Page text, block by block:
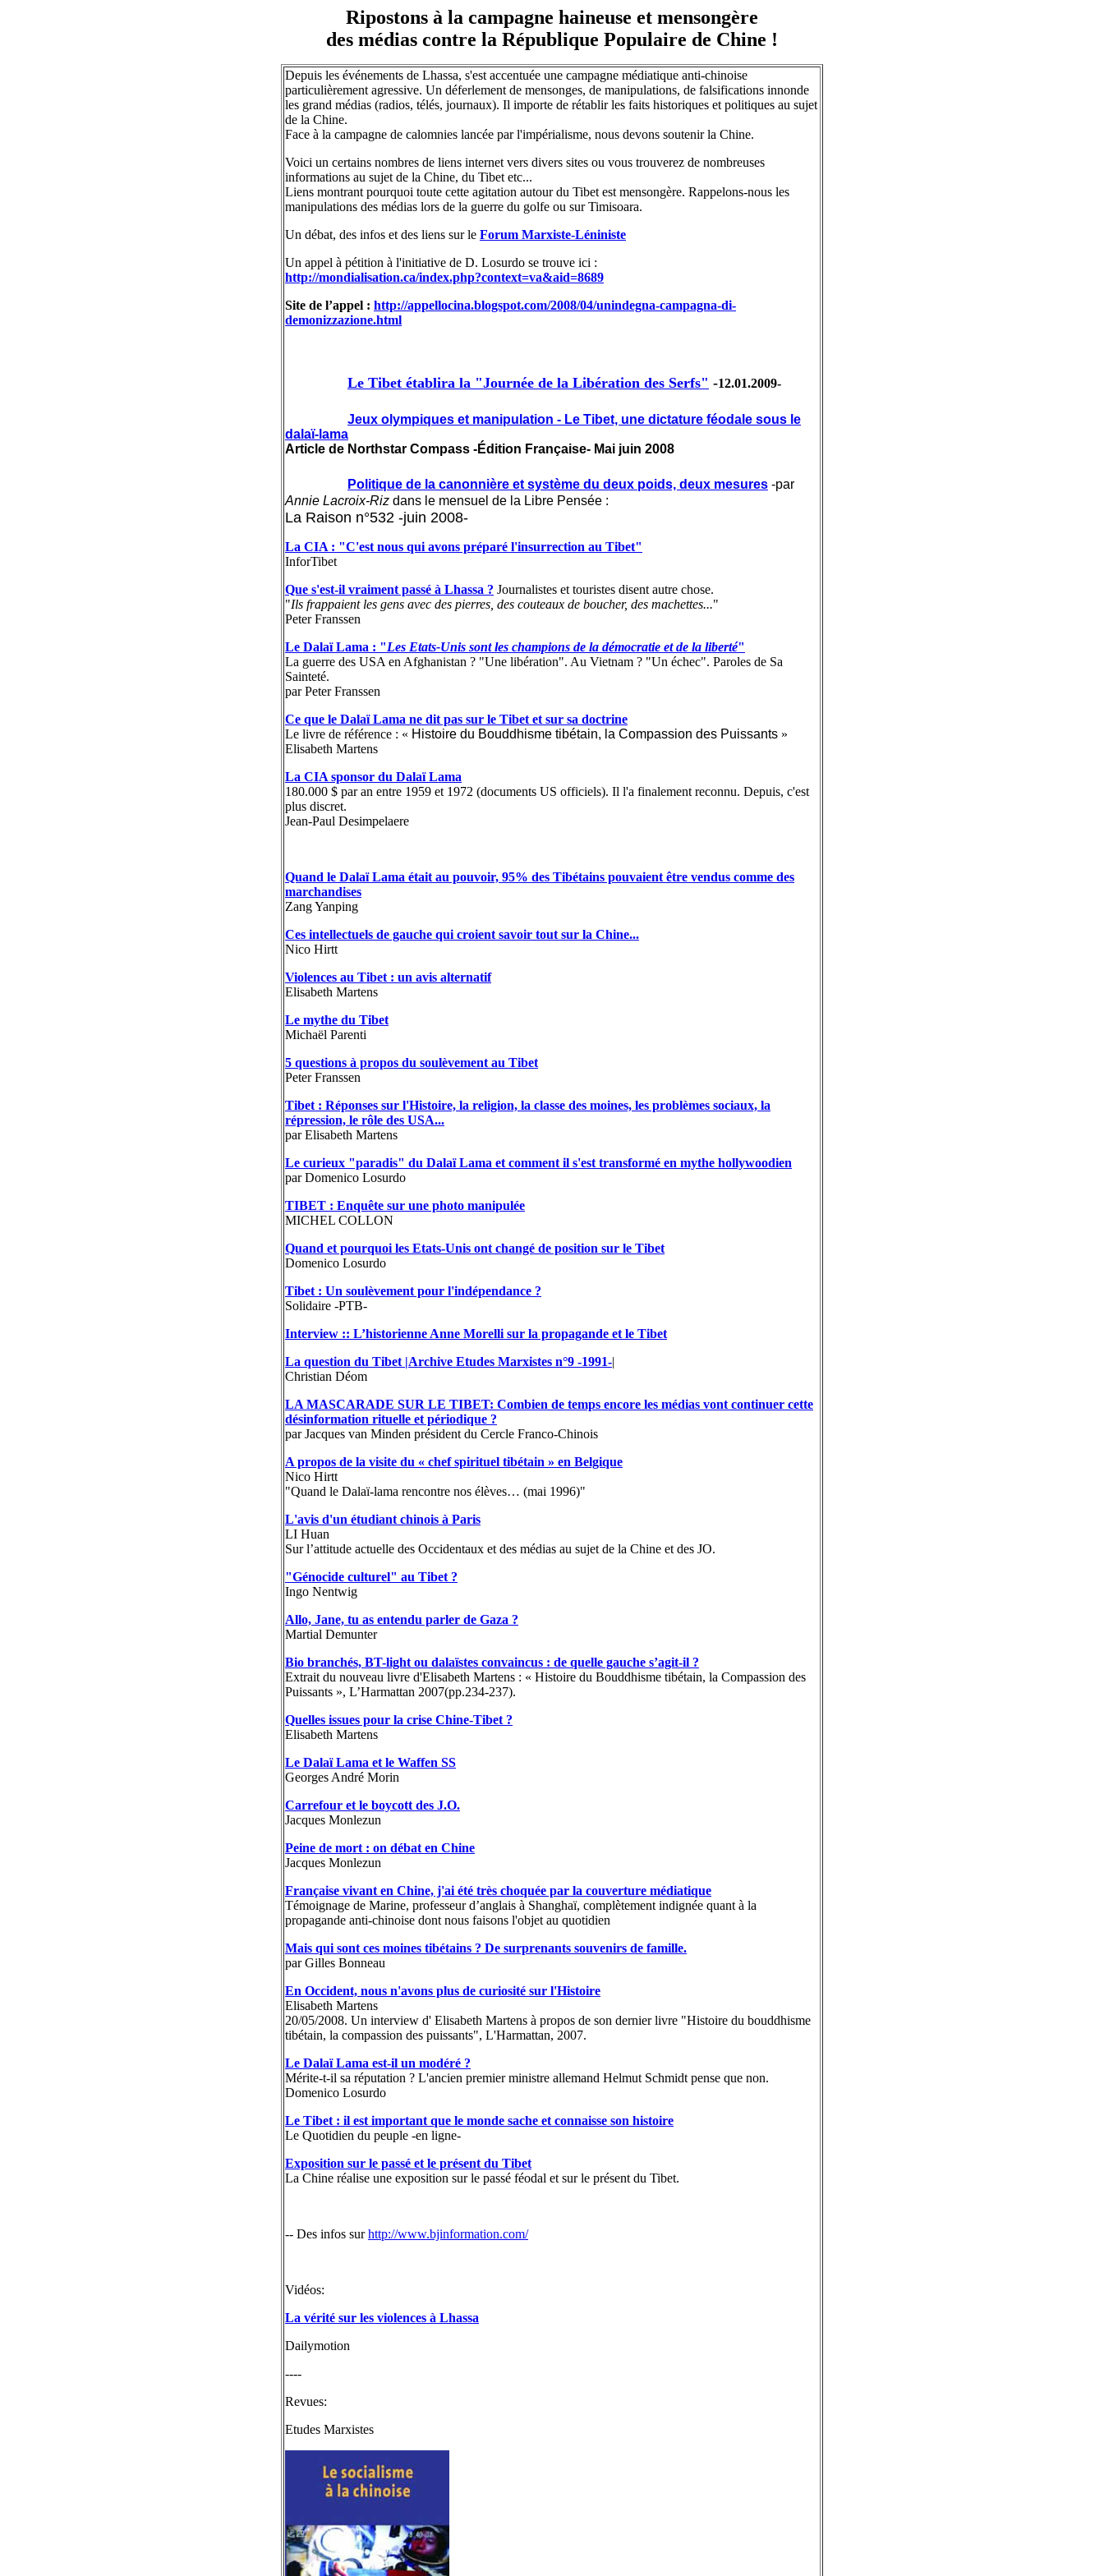
Ripostons à la campagne haineuse et mensongère
des médias contre la République Populaire de Chine !
Depuis les événements de Lhassa, s'est accentuée une campagne médiatique anti-chinoise
particulièrement agressive. Un déferlement de mensonges, de manipulations, de falsifications innonde
les grand médias (radios, télés, journaux). Il importe de rétablir les faits historiques et politiques au sujet
de la Chine.
Face à la campagne de calomnies lancée par l'impérialisme, nous devons soutenir la Chine.
Voici un certains nombres de liens internet vers divers sites ou vous trouverez de nombreuses
informations au sujet de la Chine, du Tibet etc...
Liens montrant pourquoi toute cette agitation autour du Tibet est mensongère. Rappelons-nous les
manipulations des médias lors de la guerre du golfe ou sur Timisoara.
Un débat, des infos et des liens sur le Forum Marxiste-Léniniste
Un appel à pétition à l'initiative de D. Losurdo se trouve ici :
http://mondialisation.ca/index.php?context=va&aid=8689
Site de l’appel : http://appellocina.blogspot.com/2008/04/unindegna-campagna-di-
demonizzazione.html
Le Tibet établira la "Journée de la Libération des Serfs" -12.01.2009-
Jeux olympiques et manipulation - Le Tibet, une dictature féodale sous le
dalaï-lama
Article de Northstar Compass -Édition Française- Mai juin 2008
Politique de la canonnière et système du deux poids, deux mesures -par
Annie Lacroix-Riz dans le mensuel de la Libre Pensée :
La Raison n°532 -juin 2008-
La CIA : "C'est nous qui avons préparé l'insurrection au Tibet"
InforTibet
Que s'est-il vraiment passé à Lhassa ? Journalistes et touristes disent autre chose.
"Ils frappaient les gens avec des pierres, des couteaux de boucher, des machettes..."
Peter Franssen
Le Dalaï Lama : "Les Etats-Unis sont les champions de la démocratie et de la liberté"
La guerre des USA en Afghanistan ? "Une libération". Au Vietnam ? "Un échec". Paroles de Sa
Sainteté.
par Peter Franssen
Ce que le Dalaï Lama ne dit pas sur le Tibet et sur sa doctrine
Le livre de référence : « Histoire du Bouddhisme tibétain, la Compassion des Puissants »
Elisabeth Martens
La CIA sponsor du Dalaï Lama
180.000 $ par an entre 1959 et 1972 (documents US officiels). Il l'a finalement reconnu. Depuis, c'est
plus discret.
Jean-Paul Desimpelaere
Quand le Dalaï Lama était au pouvoir, 95% des Tibétains pouvaient être vendus comme des
marchandises
Zang Yanping
Ces intellectuels de gauche qui croient savoir tout sur la Chine...
Nico Hirtt
Violences au Tibet : un avis alternatif
Elisabeth Martens
Le mythe du Tibet
Michaël Parenti
5 questions à propos du soulèvement au Tibet
Peter Franssen
Tibet : Réponses sur l'Histoire, la religion, la classe des moines, les problèmes sociaux, la
répression, le rôle des USA...
par Elisabeth Martens
Le curieux "paradis" du Dalaï Lama et comment il s'est transformé en mythe hollywoodien
par Domenico Losurdo
TIBET : Enquête sur une photo manipulée
MICHEL COLLON
Quand et pourquoi les Etats-Unis ont changé de position sur le Tibet
Domenico Losurdo
Tibet : Un soulèvement pour l'indépendance ?
Solidaire -PTB-
Interview :: L’historienne Anne Morelli sur la propagande et le Tibet
La question du Tibet |Archive Etudes Marxistes n°9 -1991-|
Christian Déom
LA MASCARADE SUR LE TIBET: Combien de temps encore les médias vont continuer cette
désinformation rituelle et périodique ?
par Jacques van Minden président du Cercle Franco-Chinois
A propos de la visite du « chef spirituel tibétain » en Belgique
Nico Hirtt
"Quand le Dalaï-lama rencontre nos élèves… (mai 1996)"
L'avis d'un étudiant chinois à Paris
LI Huan
Sur l’attitude actuelle des Occidentaux et des médias au sujet de la Chine et des JO.
"Génocide culturel" au Tibet ?
Ingo Nentwig
Allo, Jane, tu as entendu parler de Gaza ?
Martial Demunter
Bio branchés, BT-light ou dalaïstes convaincus : de quelle gauche s’agit-il ?
Extrait du nouveau livre d'Elisabeth Martens : « Histoire du Bouddhisme tibétain, la Compassion des
Puissants », L’Harmattan 2007(pp.234-237).
Quelles issues pour la crise Chine-Tibet ?
Elisabeth Martens
Le Dalaï Lama et le Waffen SS
Georges André Morin
Carrefour et le boycott des J.O.
Jacques Monlezun
Peine de mort : on débat en Chine
Jacques Monlezun
Française vivant en Chine, j'ai été très choquée par la couverture médiatique
Témoignage de Marine, professeur d’anglais à Shanghaï, complètement indignée quant à la
propagande anti-chinoise dont nous faisons l'objet au quotidien
Mais qui sont ces moines tibétains ? De surprenants souvenirs de famille.
par Gilles Bonneau
En Occident, nous n'avons plus de curiosité sur l'Histoire
Elisabeth Martens
20/05/2008. Un interview d' Elisabeth Martens à propos de son dernier livre "Histoire du bouddhisme
tibétain, la compassion des puissants", L'Harmattan, 2007.
Le Dalaï Lama est-il un modéré ?
Mérite-t-il sa réputation ? L'ancien premier ministre allemand Helmut Schmidt pense que non.
Domenico Losurdo
Le Tibet : il est important que le monde sache et connaisse son histoire
Le Quotidien du peuple -en ligne-
Exposition sur le passé et le présent du Tibet
La Chine réalise une exposition sur le passé féodal et sur le présent du Tibet.
-- Des infos surhttp://www.bjinformation.com/
Vidéos:
La vérité sur les violences à Lhassa
Dailymotion
----
Revues:
Etudes Marxistes